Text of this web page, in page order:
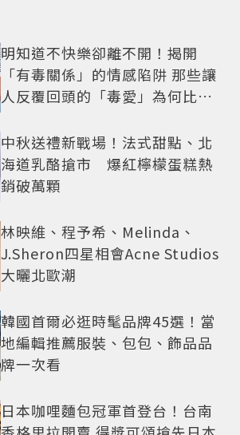
明知道不快樂卻離不開！揭開
「有毒關係」的情感陷阱 那些讓
人反覆回頭的「毒愛」為何比菸
中秋送禮新戰場！法式甜點、北
海道乳酪搶市 爆紅檸檬蛋糕熱
銷破萬顆
林映維、程予希、Melinda、
J.Sheron四星相會Acne Studios
大曬北歐潮
韓國首爾必逛時髦品牌45選！當
地編輯推薦服裝、包包、飾品品
牌一次看
日本咖哩麵包冠軍首登台！台南